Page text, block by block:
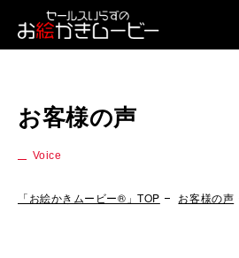
お客様の声
Voice
「お絵かきムービー®」TOP お客様の声